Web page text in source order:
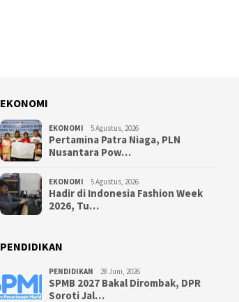
EKONOMI
EKONOMI 5 Agustus, 2026
Pertamina Patra Niaga, PLN
Nusantara Pow…
EKONOMI 5 Agustus, 2026
Hadir di Indonesia Fashion Week
2026, Tu…
PENDIDIKAN
PENDIDIKAN 28 Juni, 2026
SPMB 2027 Bakal Dirombak, DPR
Soroti Jal…